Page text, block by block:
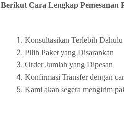
Berikut Cara Lengkap Pemesanan
Konsultasikan Terlebih Dahulu
Pilih Paket yang Disarankan
Order Jumlah yang Dipesan
Konfirmasi Transfer dengan
Kami akan segera mengirim